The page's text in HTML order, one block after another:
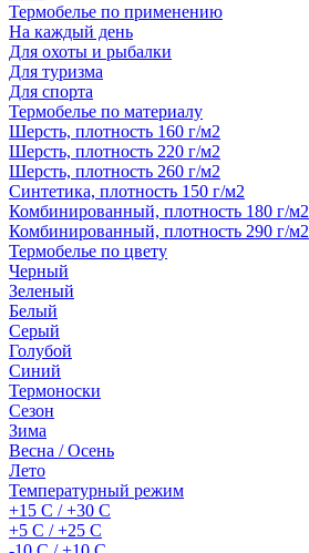
Термобелье по применению
На каждый день
Для охоты и рыбалки
Для туризма
Для спорта
Термобелье по материалу
Шерсть, плотность 160 г/м2
Шерсть, плотность 220 г/м2
Шерсть, плотность 260 г/м2
Синтетика, плотность 150 г/м2
Комбинированный, плотность 180 г/м2
Комбинированный, плотность 290 г/м2
Термобелье по цвету
Черный
Зеленый
Белый
Серый
Голубой
Синий
Термоноски
Сезон
Зима
Весна / Осень
Лето
Температурный режим
+15 С / +30 С
+5 С / +25 С